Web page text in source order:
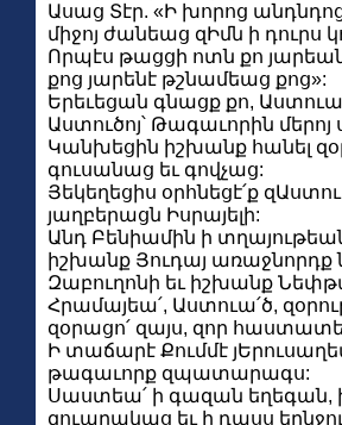
Ասաց Տէր. «Ի խորոց
միջոյ ժանեաց զԻմն ի դուրս
Որպէս թացցի ոտն քո յարեան,
քոց յարենէ թշնամեաց քոց»:
Երեւեցան գնացք քո,
Աստուծոյ՝ Թագաւորին մերոյ
Կանխեցին իշխանք հանել
գուսանաց եւ գովչաց:
Յեկեղեցիս օրհնեցէ՛ք
յաղբերացն Իսրայելի:
Անդ Բենիամին ի
իշխանք Յուդայ
Զաբուղոնի եւ իշխանք
Հրամայեա՛, Աստուա՛ծ,
զօրացո՛ զայս, զոր
Ի տաճարէ Քումմէ
թագաւորք զպատարագս:
Սաստեա՛ ի գազան եղեգան,
զուարակաց եւ ի դասս